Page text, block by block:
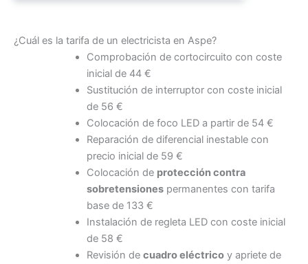
¿Cuál es la tarifa de un electricista en Aspe?
Comprobación de cortocircuito con coste
inicial de 44 €
Sustitución de interruptor con coste inicial
de 56 €
Colocación de foco LED a partir de 54 €
Reparación de diferencial inestable con
precio inicial de 59 €
Colocación de protección contra
sobretensionespermanentes con tarifa
base de 133 €
Instalación de regleta LED con coste inicial
de 58 €
Revisión de cuadro eléctricoy apriete de